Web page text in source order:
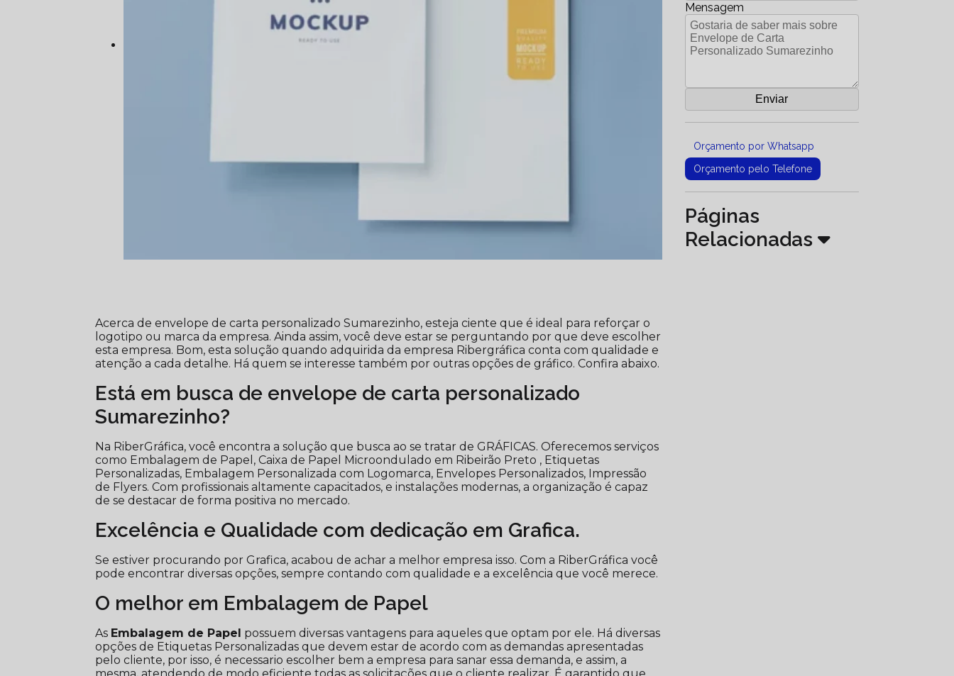
Acerca de envelope de carta personalizado Sumarezinho, esteja ciente que é ideal para reforçar o
logotipo ou marca da empresa. Ainda assim, você deve estar se perguntando por que deve escolher
esta empresa. Bom, esta solução quando adquirida da empresa Ribergráfica conta com qualidade e
atenção a cada detalhe. Há quem se interesse também por outras opções de gráfico. Confira abaixo.
Está em busca de envelope de carta personalizado
Sumarezinho?
Na RiberGráfica, você encontra a solução que busca ao se tratar de GRÁFICAS. Oferecemos serviços
como Embalagem de Papel, Caixa de Papel Microondulado em Ribeirão Preto , Etiquetas
Personalizadas, Embalagem Personalizada com Logomarca, Envelopes Personalizados, Impressão
de Flyers. Com profissionais altamente capacitados, e instalações modernas, a organização é capaz
de se destacar de forma positiva no mercado.
Excelência e Qualidade com dedicação em Grafica.
Se estiver procurando por Grafica, acabou de achar a melhor empresa isso. Com a RiberGráfica você
pode encontrar diversas opções, sempre contando com qualidade e a excelência que você merece.
O melhor em Embalagem de Papel
As Embalagem de Papel possuem diversas vantagens para aqueles que optam por ele. Há diversas
opções de Etiquetas Personalizadas que devem estar de acordo com as demandas apresentadas
pelo cliente, por isso, é necessario escolher bem a empresa para sanar essa demanda, e assim, a
Mensagem
Orçamento por Whatsapp
Orçamento pelo Telefone
Páginas
Relacionadas